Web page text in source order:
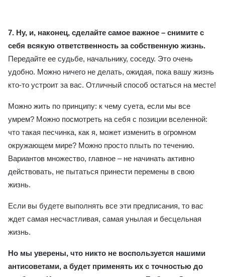
7. Ну, и, наконец, сделайте самое важное – снимите с
себя всякую ответственность за собственную жизнь.
Передайте ее судьбе, начальнику, соседу. Это очень
удобно. Можно ничего не делать, ожидая, пока вашу жизнь
кто-то устроит за вас. Отличный способ остаться на месте!
Можно жить по принципу: к чему суета, если мы все
умрем? Можно посмотреть на себя с позиции вселенной:
что такая песчинка, как я, может изменить в огромном
окружающем мире? Можно просто плыть по течению.
Вариантов множество, главное – не начинать активно
действовать, не пытаться принести перемены в свою
жизнь.
Если вы будете выполнять все эти предписания, то вас
ждет самая несчастливая, самая унылая и бесцельная
жизнь.
Но мы уверены, что никто не воспользуется нашими
антисоветами, а будет применять их с точностью до